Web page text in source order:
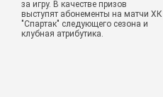
за игру. В качестве призов
выступят абонементы на матчи ХК
"Спартак" следующего сезона и
клубная атрибутика.